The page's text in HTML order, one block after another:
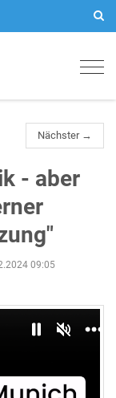
Nächster →
- aber
09:05